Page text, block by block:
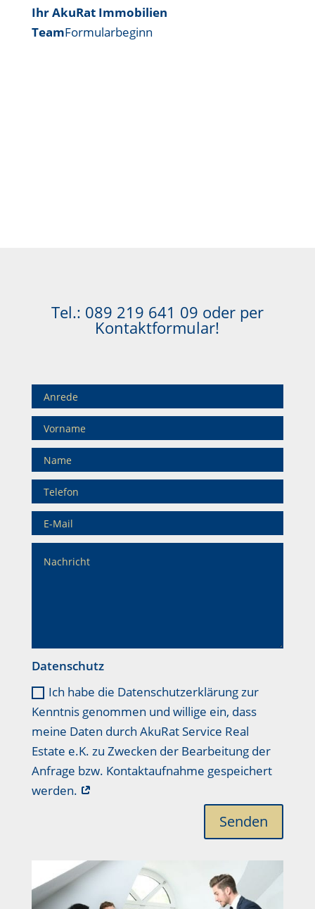
Ihr AkuRat Immobilien
TeamFormularbeginn
Tel.: 089 219 641 09 oder per
Kontaktformular!
Datenschutz
Ich habe die Datenschutzerklärung zur
Kenntnis genommen und willige ein, dass
meine Daten durch AkuRat Service Real
Estate e.K. zu Zwecken der Bearbeitung der
Anfrage bzw. Kontaktaufnahme gespeichert
werden.
Senden